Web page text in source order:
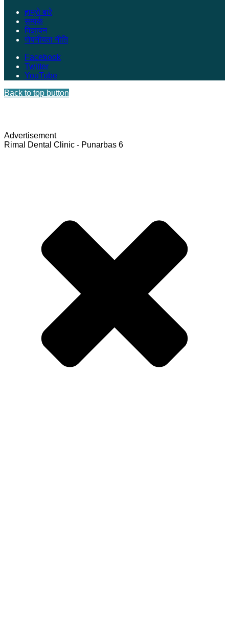
हाम्रो बारे
सम्पर्क
विज्ञापन
गोपनीयता नीति
Facebook
Twitter
YouTube
Back to top button
Advertisement
Rimal Dental Clinic - Punarbas 6